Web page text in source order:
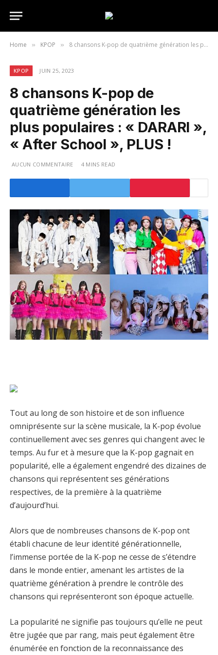
Home » KPOP » 8 chansons K-pop de quatrième génération les plus populaires : « DARARI », « After School », PLUS !
KPOP JUIN 25, 2023
8 chansons K-pop de
quatrième génération les
plus populaires : « DARARI »,
« After School », PLUS !
AUCUN COMMENTAIRE 4 MINS READ
Tout au long de son histoire et de son influence
omniprésente sur la scène musicale, la K-pop évolue
continuellement avec ses genres qui changent avec le
temps. Au fur et à mesure que la K-pop gagnait en
popularité, elle a également engendré des dizaines de
chansons qui représentent ses générations
respectives, de la première à la quatrième
d’aujourd’hui.
Alors que de nombreuses chansons de K-pop ont
établi chacune de leur identité générationnelle,
l’immense portée de la K-pop ne cesse de s’étendre
dans le monde entier, amenant les artistes de la
quatrième génération à prendre le contrôle des
chansons qui représenteront son époque actuelle.
La popularité ne signifie pas toujours qu’elle ne peut
être jugée que par rang, mais peut également être
énumérée en fonction de la reconnaissance des